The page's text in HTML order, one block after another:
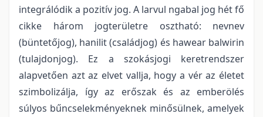
integrálódik a pozitív jog. A larvul ngabal jog hét fő
cikke három jogterületre osztható: nevnev
(büntetőjog), hanilit (családjog) és hawear balwirin
(tulajdonjog). Ez a szokásjogi keretrendszer
alapvetően azt az elvet vallja, hogy a vér az életet
szimbolizálja, így az erőszak és az emberölés
súlyos bűncselekményeknek minősülnek, amelyek